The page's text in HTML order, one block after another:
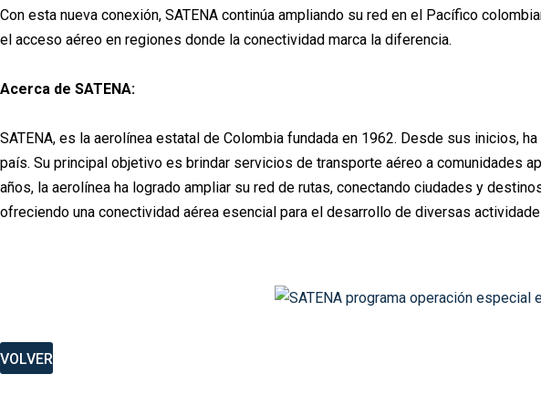
Con esta nueva conexión, SATENA continúa ampliando su red en el Pacífico
el acceso aéreo en regiones donde la conectividad marca la diferencia.
Acerca de SATENA:
SATENA, es la aerolínea estatal de Colombia fundada en 1962. Desde sus inicios,
país. Su principal objetivo es brindar servicios de transporte aéreo a comunidades
años, la aerolínea ha logrado ampliar su red de rutas, conectando ciudades y
ofreciendo una conectividad aérea esencial para el desarrollo de diversas
VOLVER